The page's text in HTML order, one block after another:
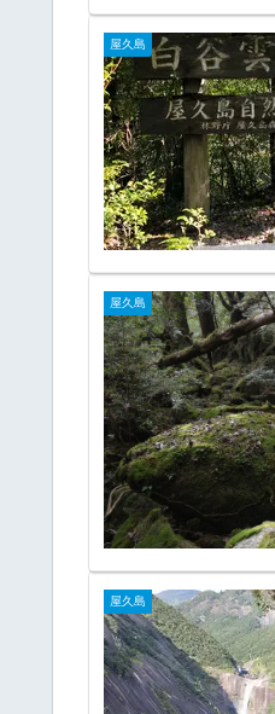
屋久島
屋久島
屋久島